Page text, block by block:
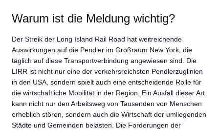
Warum ist die Meldung wichtig?
Der Streik der Long Island Rail Road hat weitreichende
Auswirkungen auf die Pendler im Großraum New York, die
täglich auf diese Transportverbindung angewiesen sind. Die
LIRR ist nicht nur eine der verkehrsreichsten Pendlerzuglinien
in den USA, sondern spielt auch eine entscheidende Rolle für
die wirtschaftliche Mobilität in der Region. Ein Ausfall dieser Art
kann nicht nur den Arbeitsweg von Tausenden von Menschen
erheblich stören, sondern auch die Wirtschaft der umliegenden
Städte und Gemeinden belasten. Die Forderungen der